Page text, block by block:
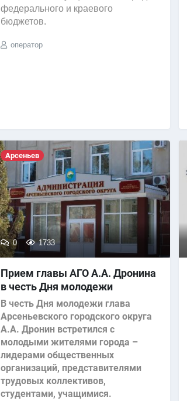
федерального и краевого
бюджетов.
оператор
Арсеньев
0 1733
Прием главы АГО А.А. Дронина
в честь Дня молодежи
В честь Дня молодежи глава
Арсеньевского городского округа
А.А. Дронин встретился с
молодыми жителями города –
лидерами общественных
организаций, представителями
трудовых коллективов,
студентами, учащимися.